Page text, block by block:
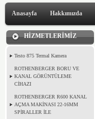
Anasayfa Hakkımızda
HİZMETLERİMİZ
Testo 875 Termal Kamera
ROTHENBERGER BORU VE
KANAL GÖRÜNTÜLEME
CİHAZI
ROTHENBERGER R600 KANAL
AÇMA MAKİNASI 22-16MM
SPİRALLER İLE